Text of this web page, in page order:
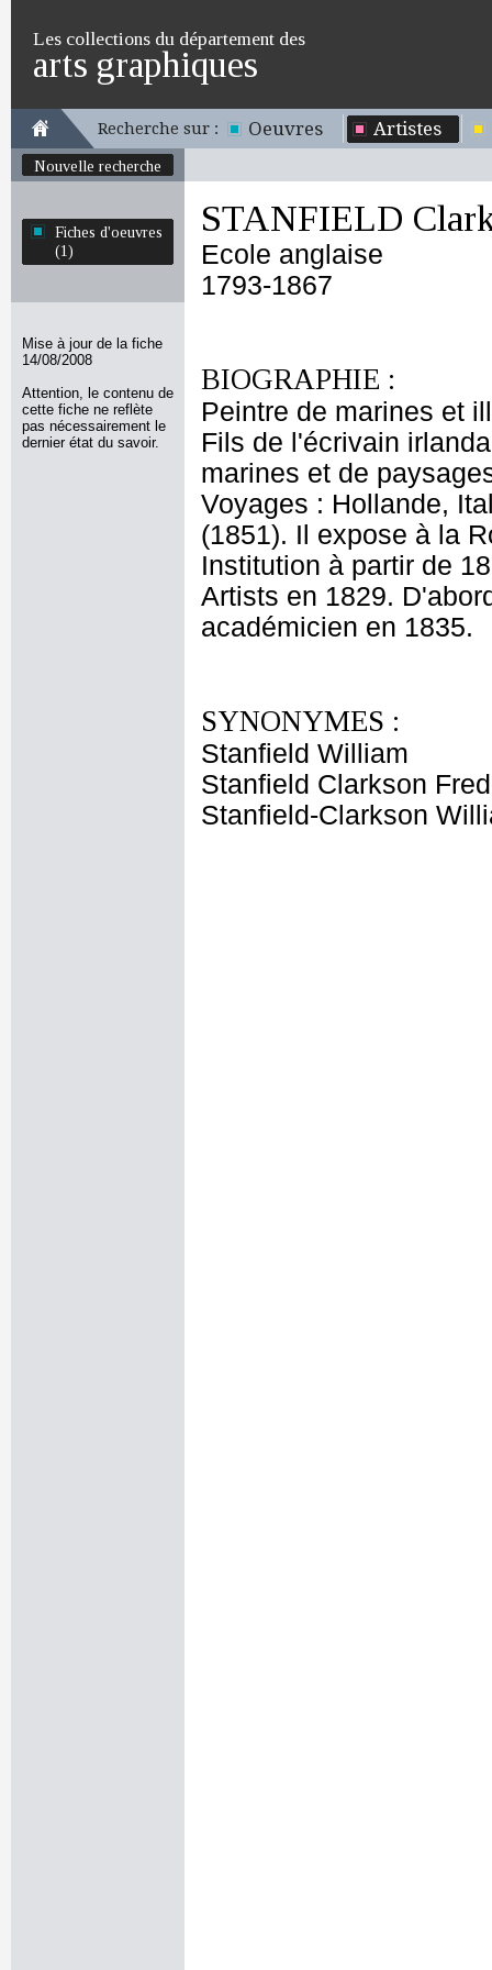
Les collections du département des
arts graphiques
Recherche sur : Oeuvres Artistes
Nouvelle recherche
Fiches d'oeuvres
(1)
Mise à jour de la fiche
14/08/2008
Attention, le contenu de
cette fiche ne reflète
pas nécessairement le
dernier état du savoir.
STANFIELD
Ecole anglaise
1793-1867
BIOGRAPHIE :
Peintre de marines et
Fils de l'écrivain
marines et de
Voyages : Hollande,
(1851). Il expose à la
Institution à partir de
Artists en 1829.
académicien en 1835.
SYNONYMES :
Stanfield William
Stanfield Clarkson
Stanfield-Clarkson